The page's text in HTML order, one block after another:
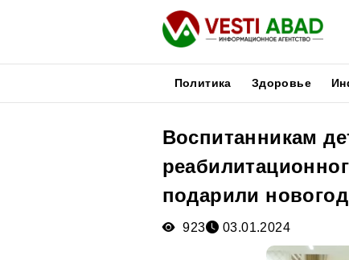
Политика Здоровье
Воспитанникам
подарили
923 03.01.2024